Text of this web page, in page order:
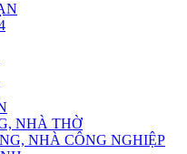
NHÀ THỜ
NHÀ CÔNG NGHIỆP